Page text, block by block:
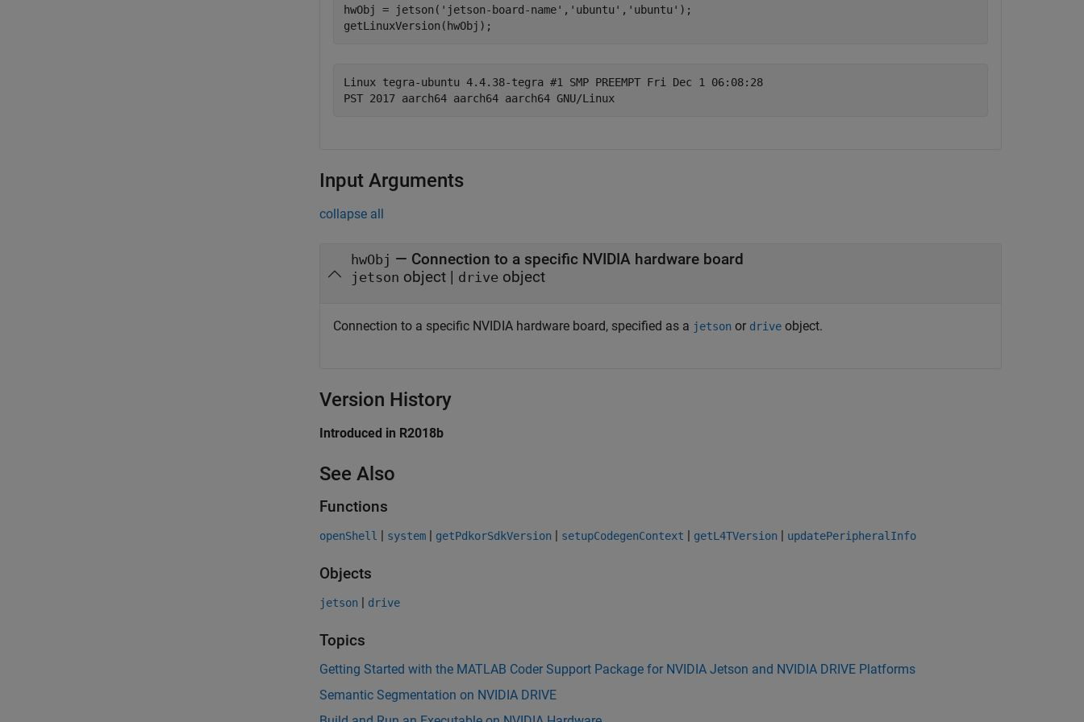
hwObj = jetson( 'jetson-board-name' , 'ubuntu' , 'ubuntu' );
Linux tegra-ubuntu 4.4.38-tegra #1 SMP PREEMPT Fri Dec 1 06:08:28
Input Arguments
collapse all
hwObj — Connection to a specific NVIDIA hardware board
jetson object | drive object
Connection to a specific NVIDIA hardware board, specified as a jetson or drive object.
Version History
Introduced in R2018b
See Also
Functions
openShell | system | getPdkorSdkVersion | setupCodegenContext | getL4TVersion | updatePeripheralInfo
Objects
jetson | drive
Topics
Getting Started with the MATLAB Coder Support Package for NVIDIA Jetson and NVIDIA DRIVE Platforms
Semantic Segmentation on NVIDIA DRIVE